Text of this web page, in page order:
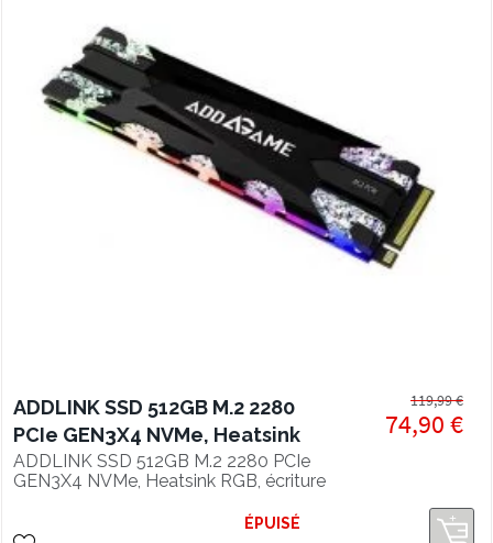
ADDLINK SSD 512GB M.2 2280
PCIe GEN3X4 NVMe, Heatsink
RGB, écriture 3400 Mo/s
ADDLINK SSD 512GB M.2 2280 PCIe
GEN3X4 NVMe, Heatsink RGB, écriture
74,90 €
119,99 €
ÉPUISÉ